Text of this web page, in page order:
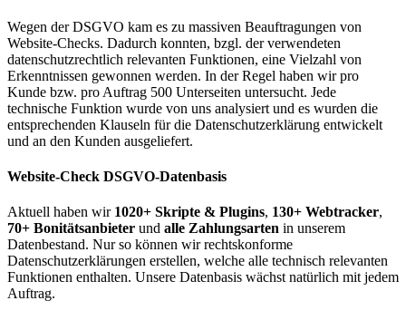
Wegen der DSGVO kam es zu massiven Beauftragungen von
Website-Checks. Dadurch konnten, bzgl. der verwendeten
datenschutzrechtlich relevanten Funktionen, eine Vielzahl von
Erkenntnissen gewonnen werden. In der Regel haben wir pro
Kunde bzw. pro Auftrag 500 Unterseiten untersucht. Jede
technische Funktion wurde von uns analysiert und es wurden die
entsprechenden Klauseln für die Datenschutzerklärung entwickelt
und an den Kunden ausgeliefert.
Website-Check DSGVO-Datenbasis
Aktuell haben wir 1020+ Skripte & Plugins, 130+ Webtracker,
70+ Bonitätsanbieter und alle Zahlungsarten in unserem
Datenbestand. Nur so können wir rechtskonforme
Datenschutzerklärungen erstellen, welche alle technisch relevanten
Funktionen enthalten. Unsere Datenbasis wächst natürlich mit jedem
Auftrag.